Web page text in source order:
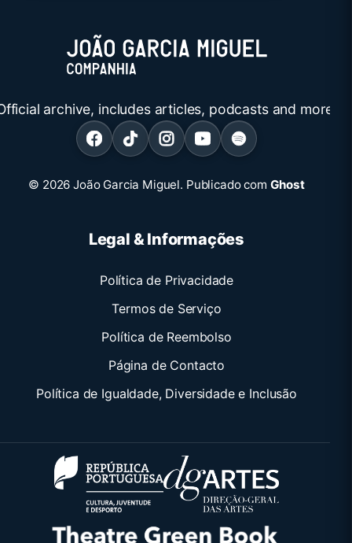
archive, includes articles, podcasts and more.
© 2026 João Garcia Miguel. Publicado com Ghost
Legal & Informações
Política de Privacidade
Termos de Serviço
Política de Reembolso
Página de Contacto
Política de Igualdade, Diversidade e Inclusão